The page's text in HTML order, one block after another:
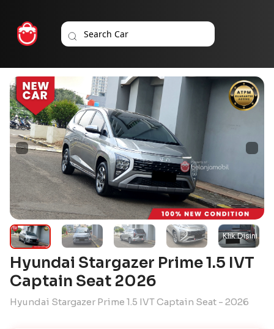
Hyundai Stargazer Prime 1.5 IVT
Captain Seat 2026
Hyundai Stargazer Prime 1.5 IVT Captain Seat - 2026